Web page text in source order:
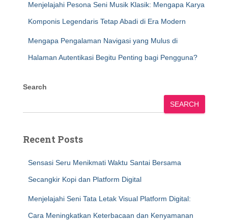
Menjelajahi Pesona Seni Musik Klasik: Mengapa Karya
Komponis Legendaris Tetap Abadi di Era Modern
Mengapa Pengalaman Navigasi yang Mulus di
Halaman Autentikasi Begitu Penting bagi Pengguna?
Search
SEARCH
Recent Posts
Sensasi Seru Menikmati Waktu Santai Bersama
Secangkir Kopi dan Platform Digital
Menjelajahi Seni Tata Letak Visual Platform Digital:
Cara Meningkatkan Keterbacaan dan Kenyamanan